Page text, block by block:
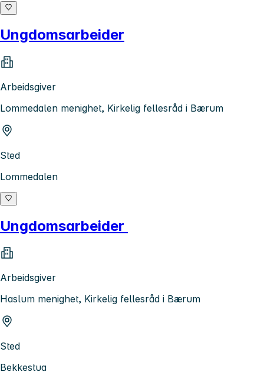
Ungdomsarbeider
Arbeidsgiver
Lommedalen menighet, Kirkelig fellesråd i Bærum
Sted
Lommedalen
Ungdomsarbeider
Arbeidsgiver
Haslum menighet, Kirkelig fellesråd i Bærum
Sted
Bekkestua